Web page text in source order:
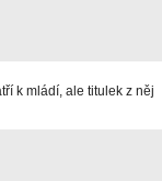
k mládí, ale titulek z něj